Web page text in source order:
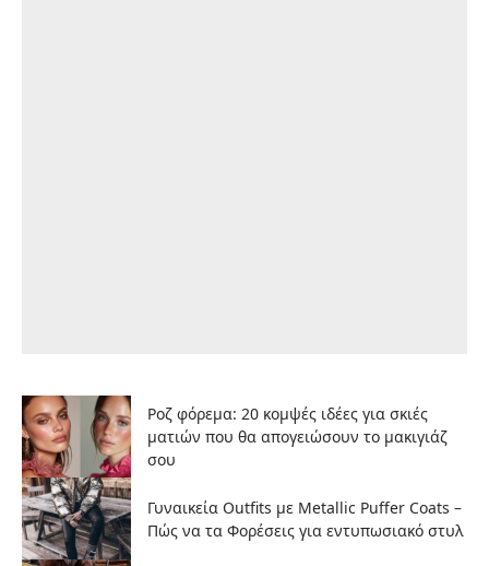
Ροζ φόρεμα: 20 κομψές ιδέες για σκιές
ματιών που θα απογειώσουν το μακιγιάζ
σου
Γυναικεία Outfits με Metallic Puffer Coats –
Πώς να τα Φορέσεις για εντυπωσιακό στυλ